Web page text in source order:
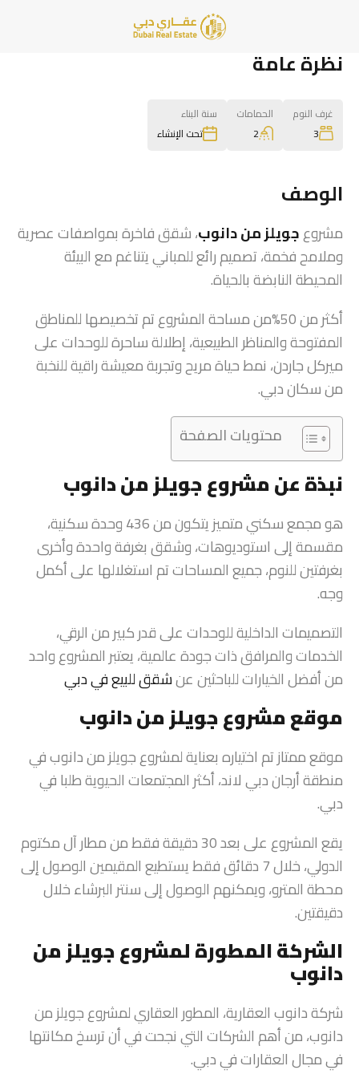
نظرة عامة
غرف النوم
3
الحمامات
2
سنة البناء
تحت الإنشاء
الوصف
مشروعجويلز من دانوب، شقق فاخرة بمواصفات عصرية
وملامح فخمة، تصميم رائع للمباني يتناغم مع البيئة
المحيطة النابضة بالحياة.
أكثر من 50%من مساحة المشروع تم تخصيصها للمناطق
المفتوحة والمناظر الطبيعية، إطلالة ساحرة للوحدات على
ميركل جاردن، نمط حياة مريح وتجربة معيشة راقية للنخبة
من سكان دبي.
محتويات الصفحة
نبذة عن مشروع جويلز من دانوب
هو مجمع سكني متميز يتكون من 436 وحدة سكنية،
مقسمة إلى استوديوهات، وشقق بغرفة واحدة وأخرى
بغرفتين للنوم، جميع المساحات تم استغلالها على أكمل
وجه.
التصميمات الداخلية للوحدات على قدر كبير من الرقي،
الخدمات والمرافق ذات جودة عالمية، يعتبر المشروع واحد
من أفضل الخيارات للباحثين عنشقق للبيع في دبي
موقع مشروع جويلز من دانوب
موقع ممتاز تم اختياره بعناية لمشروع جويلز من دانوب في
منطقة أرجان دبي لاند، أكثر المجتمعات الحيوية طلبا في
دبي.
يقع المشروع على بعد 30 دقيقة فقط من مطار آل مكتوم
الدولي، خلال 7 دقائق فقط يستطيع المقيمين الوصول إلى
محطة المترو، ويمكنهم الوصول إلى سنتر البرشاء خلال
دقيقتين.
الشركة المطورة لمشروع جويلز من
دانوب
شركة دانوب العقارية، المطور العقاري لمشروع جويلز من
دانوب، من أهم الشركات التي نجحت في أن ترسخ مكانتها
في مجال العقارات في دبي.